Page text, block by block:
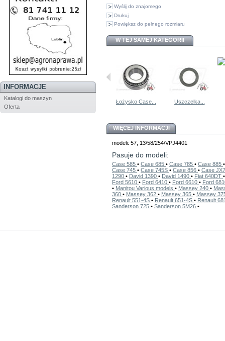
INFORMACJE
Katalogi do maszyn
Oferta
Wyślij do znajomego
Drukuj
Powiększ do pełnego rozmiaru
W TEJ SAMEJ KATEGORII
Podkładka...
Łożysko Case...
Uszczelka...
WIĘCEJ INFORMACJI
modeli: 57, 13/58/254/VPJ4401
Pasuje do modeli:
Case 585 • Case 685 • Case 785 • Case 885
Case 745 • Case 745S • Case 856 • Case
1290 • David 1390 • David 1490 • Fiat 640DT
Ford 5610 • Ford 6410 • Ford 6610 • Ford
• Manitou Various models • Massey 240 •
360 • Massey 362 • Massey 365 • Massey
Renault 551-4S • Renault 651-4S • Renault
Sanderson 725 • Sanderson 5M26 •